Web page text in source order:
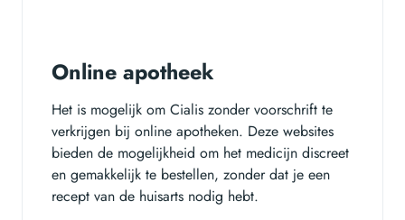
Online apotheek
Het is mogelijk om Cialis zonder voorschrift te
verkrijgen bij online apotheken. Deze websites
bieden de mogelijkheid om het medicijn discreet
en gemakkelijk te bestellen, zonder dat je een
recept van de huisarts nodig hebt.